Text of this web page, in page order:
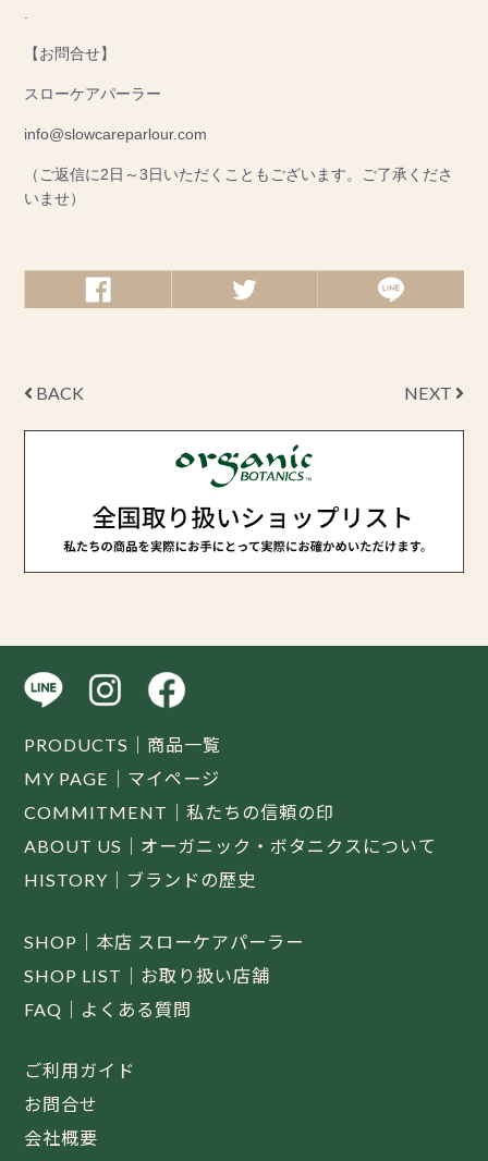
【お問合せ】
スローケアパーラー
info@slowcareparlour.com
（ご返信に2日～3日いただくこともございます。ご了承くださ
いませ）
BACK NEXT
PRODUCTS｜商品一覧
MY PAGE｜マイページ
COMMITMENT｜私たちの信頼の印
ABOUT US｜オーガニック・ボタニクスについて
HISTORY｜ブランドの歴史
SHOP｜本店 スローケアパーラー
SHOP LIST｜お取り扱い店舗
FAQ｜よくある質問
ご利用ガイド
お問合せ
会社概要